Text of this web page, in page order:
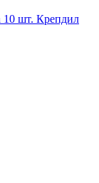
10 шт. Крепдил